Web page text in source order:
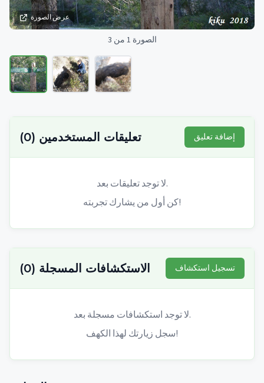
عرض الصورة
الصورة 1 من 3
تعليقات المستخدمين (
0
) إضافة تعليق
لا توجد تعليقات بعد.
كن أول من يشارك تجربته!
الاستكشافات المسجلة (
0
) تسجيل استكشاف
لا توجد استكشافات مسجلة بعد.
سجل زيارتك لهذا الكهف!